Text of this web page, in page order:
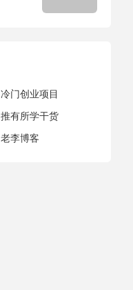
冷门创业项目
推有所学干货
老李博客